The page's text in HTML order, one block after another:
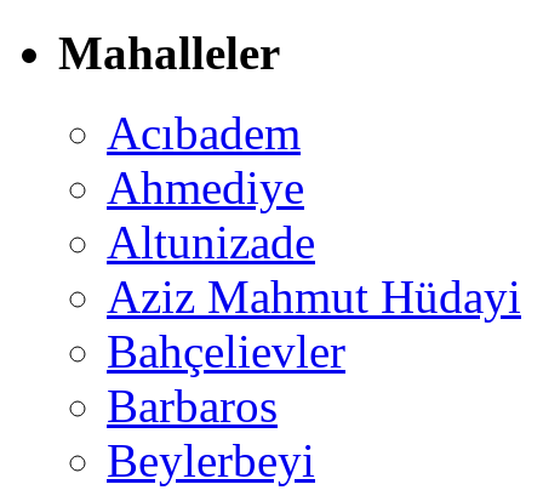
Mahalleler
Acıbadem
Ahmediye
Altunizade
Aziz Mahmut Hüdayi
Bahçelievler
Barbaros
Beylerbeyi